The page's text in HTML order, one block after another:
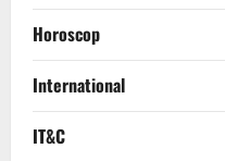
Horoscop
International
IT&C